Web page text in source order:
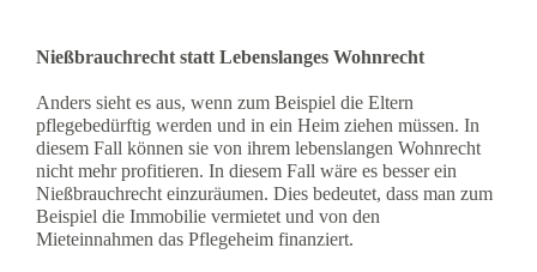
Nießbrauchrecht statt Lebenslanges Wohnrecht
Anders sieht es aus, wenn zum Beispiel die Eltern
pflegebedürftig werden und in ein Heim ziehen müssen. In
diesem Fall können sie von ihrem lebenslangen Wohnrecht
nicht mehr profitieren. In diesem Fall wäre es besser ein
Nießbrauchrecht einzuräumen. Dies bedeutet, dass man zum
Beispiel die Immobilie vermietet und von den
Mieteinnahmen das Pflegeheim finanziert.